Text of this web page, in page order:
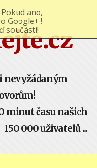
nevyžádaným
minut času našich
150 000 uživatelů ...
Pokud ano,
Google+ !
součástí!